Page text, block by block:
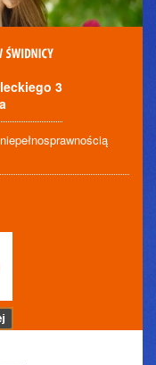
3